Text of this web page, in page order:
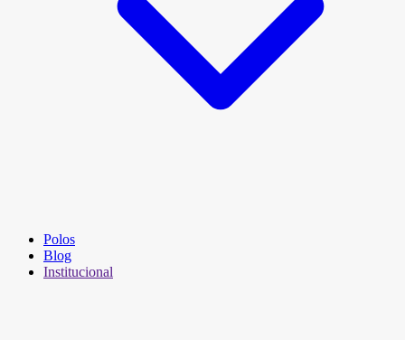
Polos
Blog
Institucional